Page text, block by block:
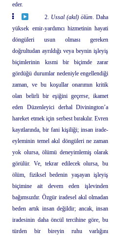
eder.
2. Ussal (akıl) ölüm . Daha
yüksek emir-yardımcı hizmetinin hayati
döngüleri usun olması gereken
doğrultudan ayrıldığı veya beynin işleyiş
biçimlerinin kısmi bir biçimde zarar
gördüğü durumlar nedeniyle engellendiği
zaman, ve bu koşullar onarımın kritik
olan belirli bir eşiğini geçerse, ikamet
eden Düzenleyici derhal Divinington’a
hareket etmek için serbest bırakılır. Evren
kayıtlarında, bir fani kişiliği; insan irade-
eyleminin temel akıl döngüleri ne zaman
yok olursa, ölümü deneyimlemiş olarak
görülür. Ve, tekrar edilecek olursa, bu
ölüm, fiziksel bedenin yaşayan işleyiş
biçimine ait devem eden işlevinden
bağımsızdır. Özgür iradesel akıl olmadan
beden artık insan değildir; ancak, insan
iradesinin daha öncül tercihine göre, bu
türden bir bireyin ruhu varlığını